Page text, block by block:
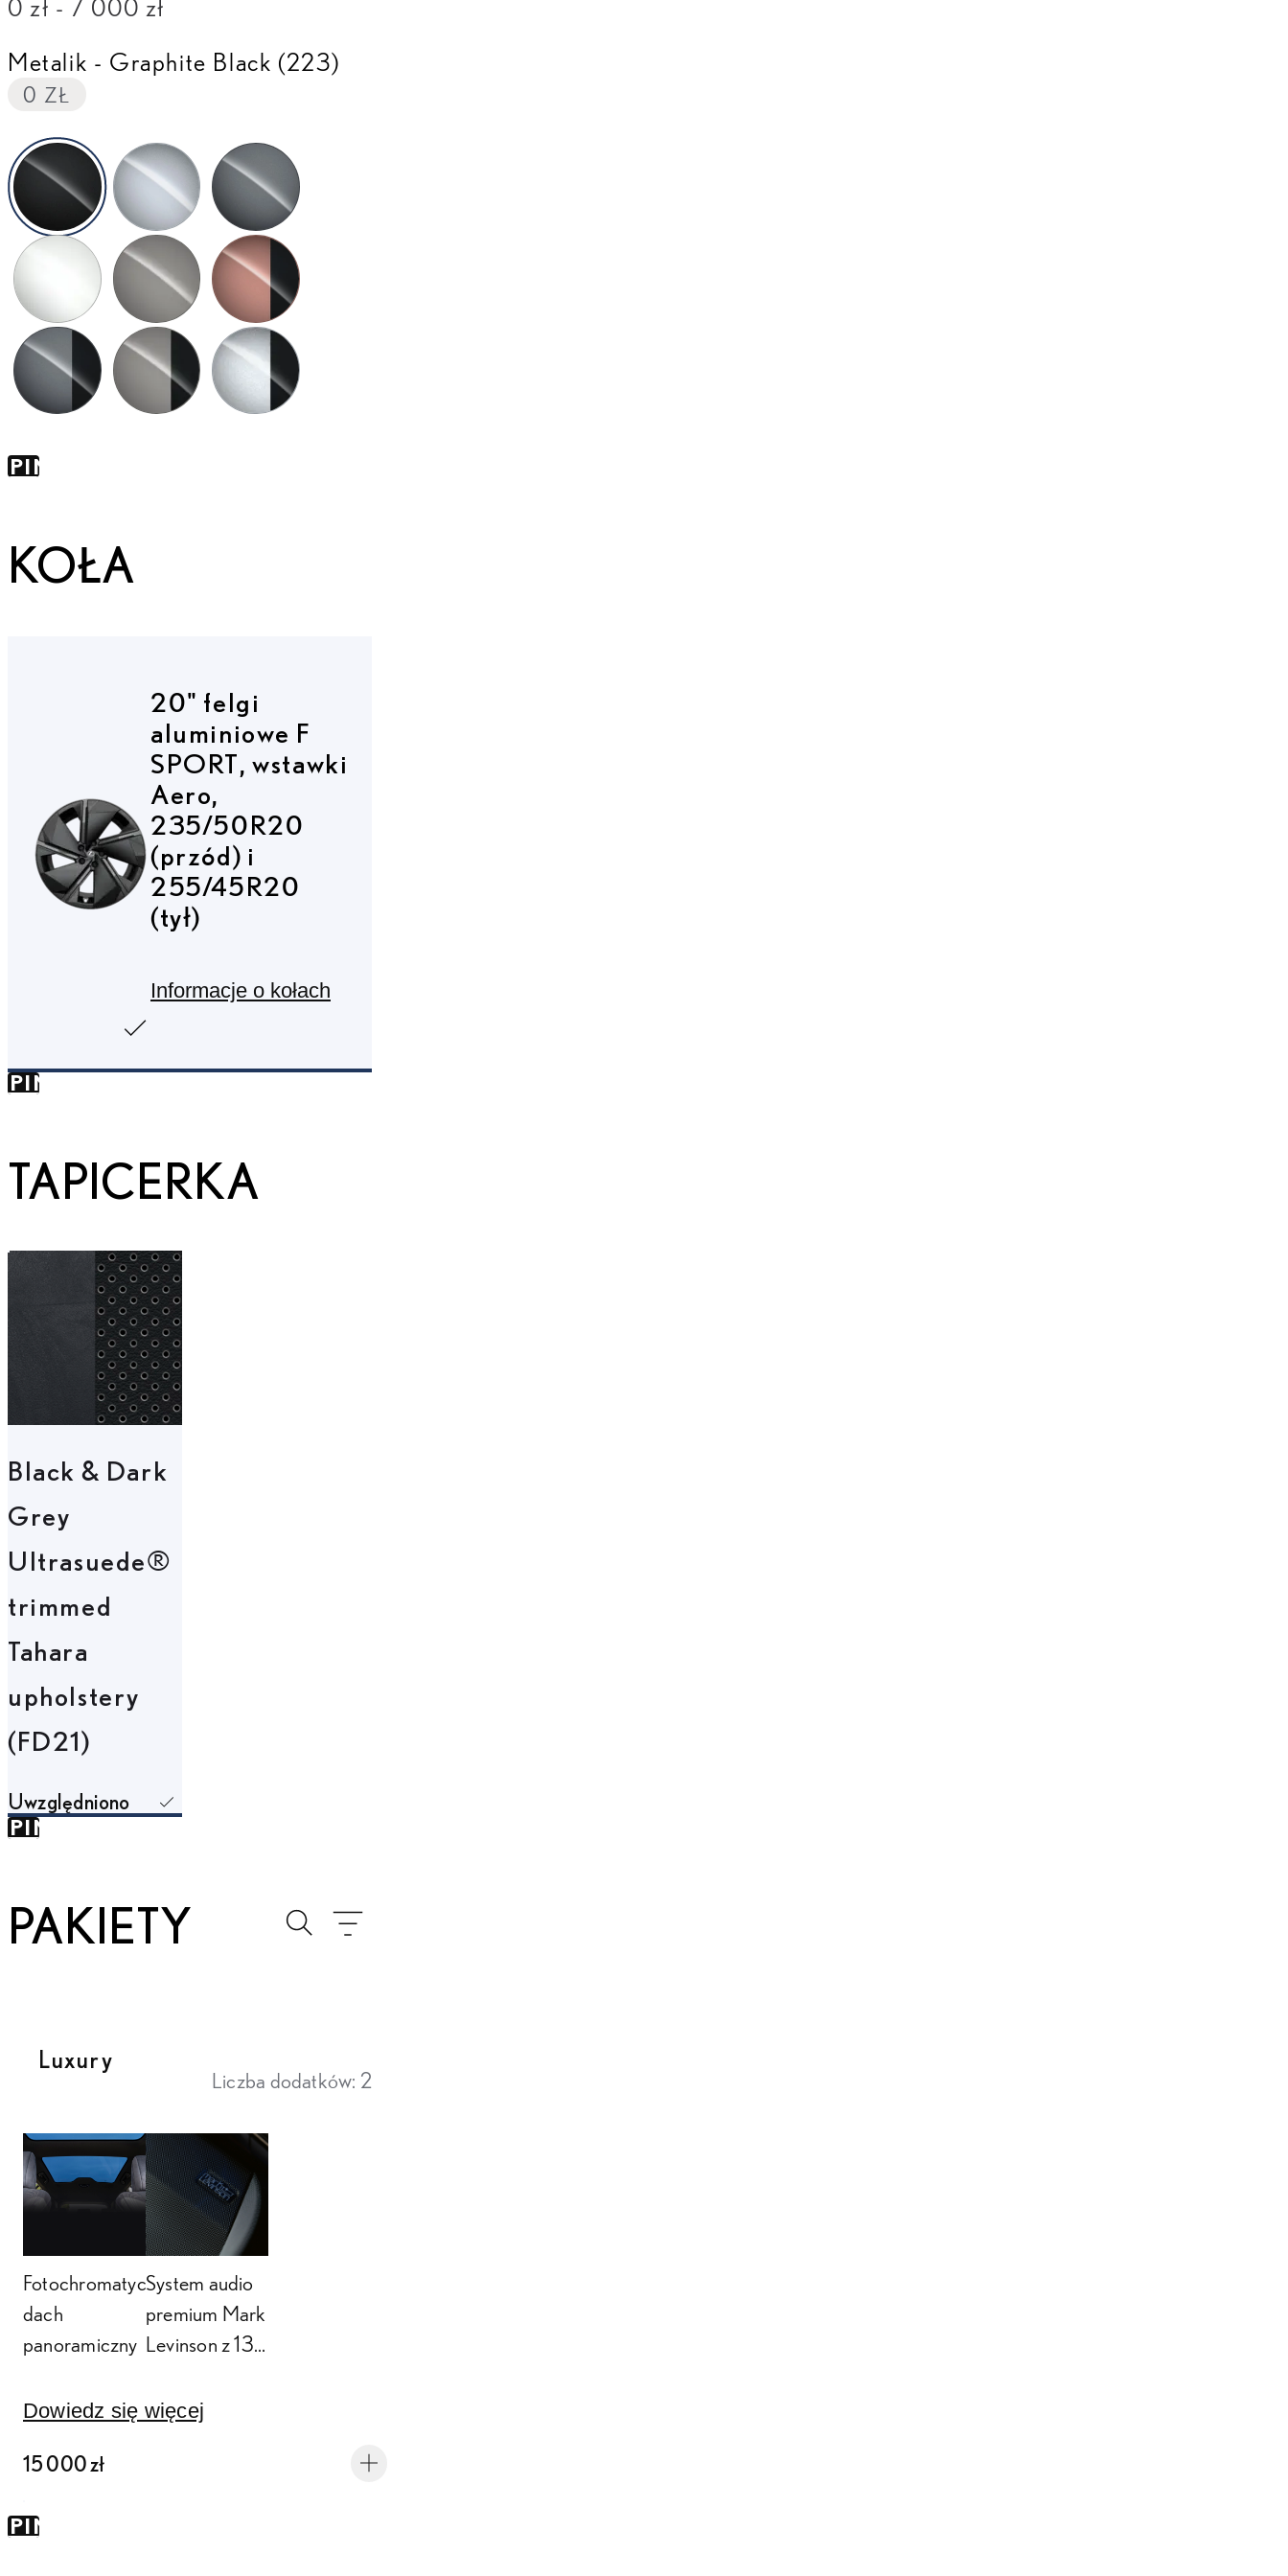
0 zł - 7 000 zł
Metalik - Graphite Black (223)
0 ZŁ
Graphite Black (223)Sonic Platinum (1L2)Sonic Grey (1L1)
Frozen White (090)Neutrino Grey (1N0)Sonic Copper Bi-tone (2YF)
KOŁA
20" felgi
aluminiowe F
SPORT, wstawki
Aero,
235/50R20
(przód) i
255/45R20
(tył)
Informacje o kołach
TAPICERKA
Black & Dark
Grey
Ultrasuede®
trimmed
Tahara
upholstery
(FD21)
Uwzględniono
TO
PAKIETY Toggle search
Luxury
Liczba dodatków: 2
Fotochromatyczny
dach
panoramiczny
System audio
premium Mark
Levinson z 13-
mocy układu
Dowiedz się więcej
15 000 zł